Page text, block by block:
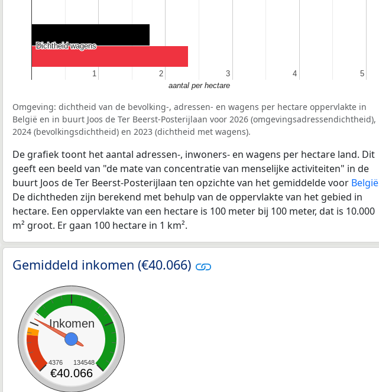
1
1 2
2 3
3 4
4 5
5
Dichtheid wagens
Dichtheid wagens
aantal per hectare
Omgeving: dichtheid van de bevolking-, adressen- en wagens per hectare oppervlakte in
België en in buurt Joos de Ter Beerst-Posterijlaan voor 2026 (omgevingsadressendichtheid),
2024 (bevolkingsdichtheid) en 2023 (dichtheid met wagens).
De grafiek toont het aantal adressen-, inwoners- en wagens per hectare land. Dit
geeft een beeld van "de mate van concentratie van menselijke activiteiten" in de
buurt Joos de Ter Beerst-Posterijlaan ten opzichte van het gemiddelde voor België
De dichtheden zijn berekend met behulp van de oppervlakte van het gebied in
hectare. Een oppervlakte van een hectare is 100 meter bij 100 meter, dat is 10.000
m² groot. Er gaan 100 hectare in 1 km².
Gemiddeld inkomen (€40.066)
Inkomen
4376 134548
€40.066